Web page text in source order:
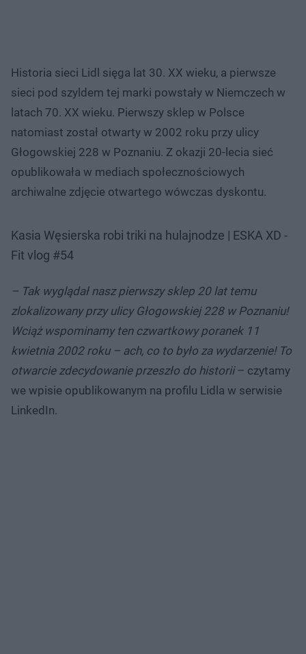
Historia sieci Lidl sięga lat 30. XX wieku, a pierwsze
sieci pod szyldem tej marki powstały w Niemczech w
latach 70. XX wieku. Pierwszy sklep w Polsce
natomiast został otwarty w 2002 roku przy ulicy
Głogowskiej 228 w Poznaniu. Z okazji 20-lecia sieć
opublikowała w mediach społecznościowych
archiwalne zdjęcie otwartego wówczas dyskontu.
Kasia Węsierska robi triki na hulajnodze | ESKA XD -
Fit vlog #54
– Tak wyglądał nasz pierwszy sklep 20 lat temu
zlokalizowany przy ulicy Głogowskiej 228 w Poznaniu!
Wciąż wspominamy ten czwartkowy poranek 11
kwietnia 2002 roku – ach, co to było za wydarzenie! To
otwarcie zdecydowanie przeszło do historii– czytamy
we wpisie opublikowanym na profilu Lidla w serwisie
LinkedIn.